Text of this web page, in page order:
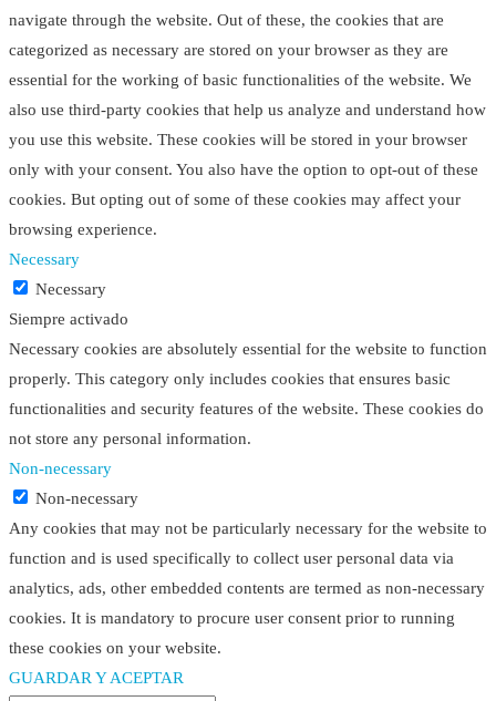
navigate through the website. Out of these, the cookies that are
categorized as necessary are stored on your browser as they are
essential for the working of basic functionalities of the website. We
also use third-party cookies that help us analyze and understand how
you use this website. These cookies will be stored in your browser
only with your consent. You also have the option to opt-out of these
cookies. But opting out of some of these cookies may affect your
browsing experience.
Necessary
Necessary
Siempre activado
Necessary cookies are absolutely essential for the website to function
properly. This category only includes cookies that ensures basic
functionalities and security features of the website. These cookies do
not store any personal information.
Non-necessary
Non-necessary
Any cookies that may not be particularly necessary for the website to
function and is used specifically to collect user personal data via
analytics, ads, other embedded contents are termed as non-necessary
cookies. It is mandatory to procure user consent prior to running
these cookies on your website.
GUARDAR Y ACEPTAR